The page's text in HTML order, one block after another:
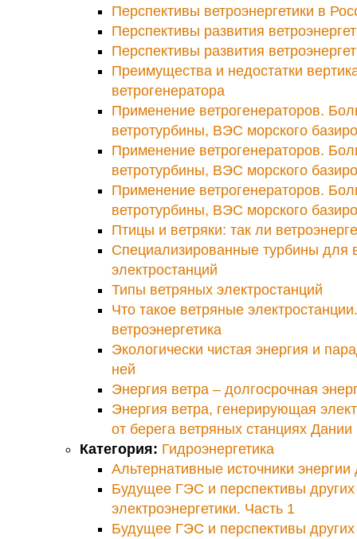
Перспективы ветроэнергетики в
Перспективы развития
Перспективы развития
Преимущества и недостатки
ветрогенератора
Применение ветрогенераторов.
ветротурбины, ВЭС морского
Применение ветрогенераторов.
ветротурбины, ВЭС морского
Применение ветрогенераторов.
ветротурбины, ВЭС морского
Птицы и ветряки: так ли
Специализированные турбины для
электростанций
Типы ветряных электростанций
Что такое ветряные
ветроэнергетика
Экологически чистая энергия и
ней
Энергия ветра – долгосрочная
Энергия ветра, генерирующая
от берега ветряных станциях Дании
Категория: Гидроэнергетика
Альтернативные источники
Будущее ГЭС и перспективы других
электроэнергетики. Часть 1
Будущее ГЭС и перспективы других